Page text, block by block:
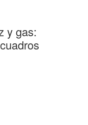
y gas: